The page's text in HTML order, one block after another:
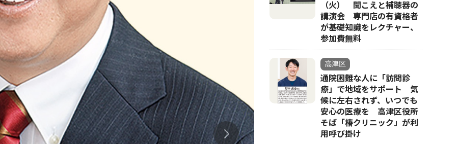
（火） 聞こえと補聴器の
講演会 専門店の有資格者
が基礎知識をレクチャー、
参加費無料
高津区
通院困難な人に「訪問診
療」で地域をサポート 気
候に左右されず、いつでも
安心の医療を 高津区役所
そば「椿クリニック」が利
用呼び掛け